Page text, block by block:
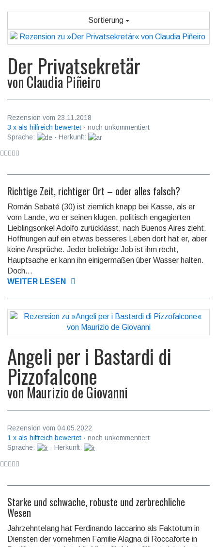
Sortierung
Der Privatsekretär
vonClaudia Piñeiro
Rezension vom 23.11.2018
3 x als hilfreich bewertet · noch unkommentiert
Sprache:
· Herkunft:
Richtige Zeit, richtiger Ort – oder alles falsch?
Román Sabaté (30) ist ziemlich knapp bei Kasse, als er
vom Lande, wo er seinen klugen, politisch engagierten
Lieblings­onkel Adolfo zurücklässt, nach Buenos Aires zieht.
Hoffnungen auf ein etwas besseres Leben dort hat er, aber
keine Ansprüche. Jeder beliebige Job ist ihm recht,
Hauptsache er kann ihn einiger­maßen über Wasser halten.
Doch...
WEITER LESEN
Angeli per i Bastardi di
Pizzofalcone
von Maurizio de Giovanni
Rezension vom 04.05.2022
1 x als hilfreich bewertet · noch unkommentiert
Sprache:
· Herkunft:
Starke und schwache, robuste und zerbrechliche
Wesen
Jahrzehntelang hat Ferdinando Iaccarino als Faktotum in
Diensten der vornehmen Familie Alagna di Rocca­forte in